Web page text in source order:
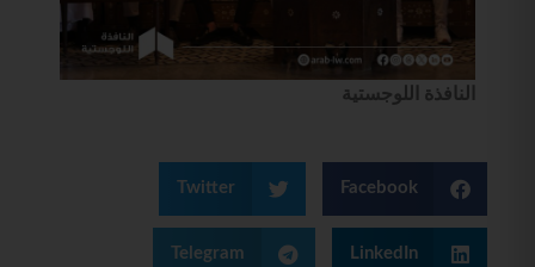
النافذة اللوجستية
Facebook
Twitter
LinkedIn
Telegram